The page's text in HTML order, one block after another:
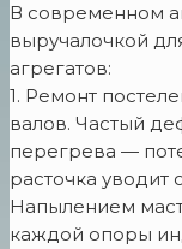
В современном
выручалочкой
агрегатов:
1. Ремонт
валов. Частый
перегрева —
расточка уводит
Напылением
каждой опоры